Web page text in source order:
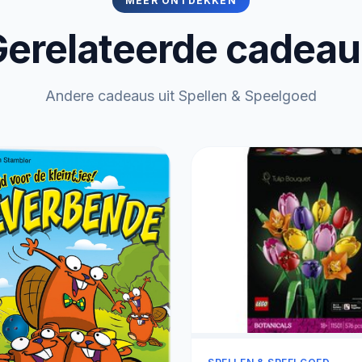
Andere cadeaus uit Spellen & Speelgoed